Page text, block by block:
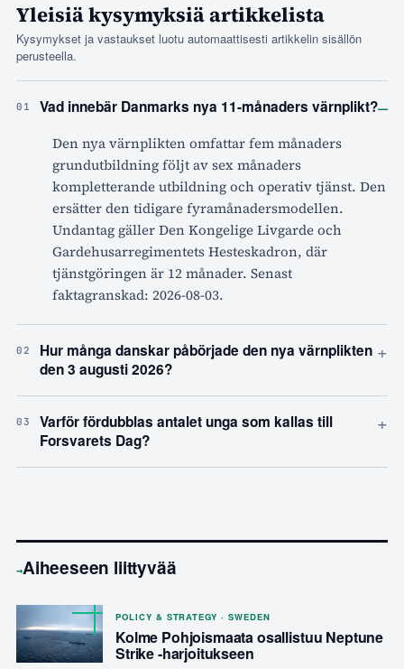
Yleisiä kysymyksiä artikkelista
Kysymykset ja vastaukset luotu automaattisesti artikkelin sisällön
perusteella.
01 Vad innebär Danmarks nya 11-månaders värnplikt?–
Den nya värnplikten omfattar fem månaders
grundutbildning följt av sex månaders
kompletterande utbildning och operativ tjänst. Den
ersätter den tidigare fyramånadersmodellen.
Undantag gäller Den Kongelige Livgarde och
Gardehusarregimentets Hesteskadron, där
tjänstgöringen är 12 månader. Senast
faktagranskad: 2026-08-03.
02
Hur många danskar påbörjade den nya värnplikten
den 3 augusti 2026?
+
03
Varför fördubblas antalet unga som kallas till
Forsvarets Dag?
+
→Aiheeseen liittyvää
POLICY & STRATEGY · SWEDEN
Kolme Pohjoismaata osallistuu Neptune
Strike -harjoitukseen